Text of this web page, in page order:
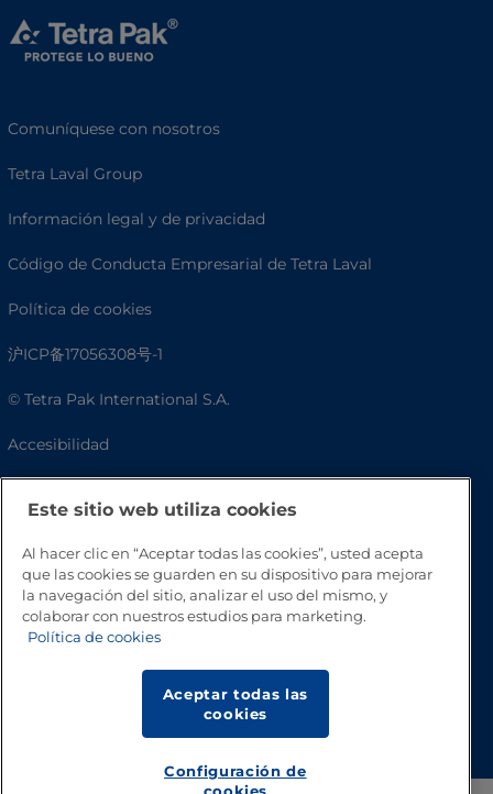
Comuníquese con nosotros
Tetra Laval Group
Información legal y de privacidad
Código de Conducta Empresarial de Tetra Laval
Política de cookies
沪ICP备17056308号-1
© Tetra Pak International S.A.
Accesibilidad
Este sitio web utiliza cookies
Al hacer clic en “Aceptar todas las cookies”, usted acepta
que las cookies se guarden en su dispositivo para mejorar
la navegación del sitio, analizar el uso del mismo, y
colaborar con nuestros estudios para marketing.
Política de cookies
Aceptar todas las
cookies
Configuración de
cookies